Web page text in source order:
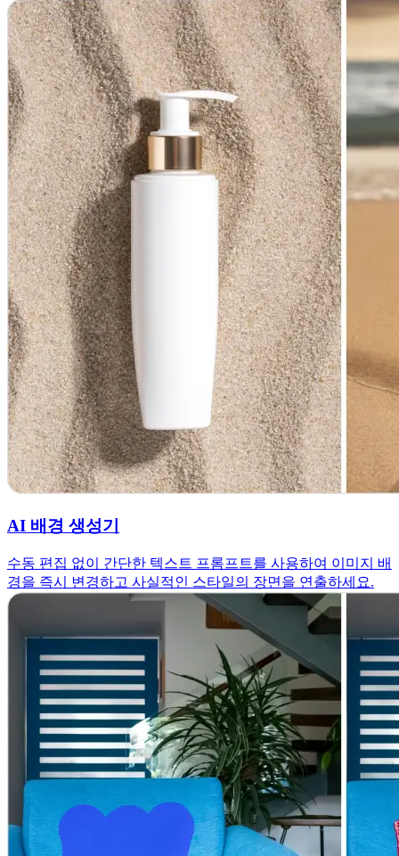
AI 배경 생성기
수동 편집 없이 간단한 텍스트 프롬프트를 사용하여 이미지 배
경을 즉시 변경하고 사실적인 스타일의 장면을 연출하세요.